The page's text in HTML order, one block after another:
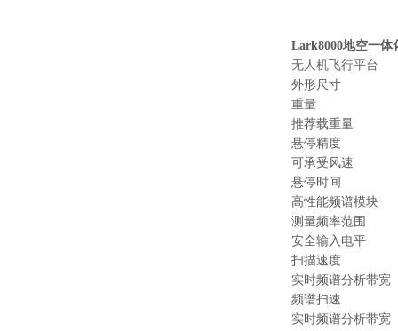
Lark8000地空一体
无人机飞行平台
外形尺寸
重量
推荐载重量
悬停精度
可承受风速
悬停时间
高性能频谱模块
测量频率范围
安全输入电平
扫描速度
实时频谱分析带宽
频谱扫速
实时频谱分析带宽